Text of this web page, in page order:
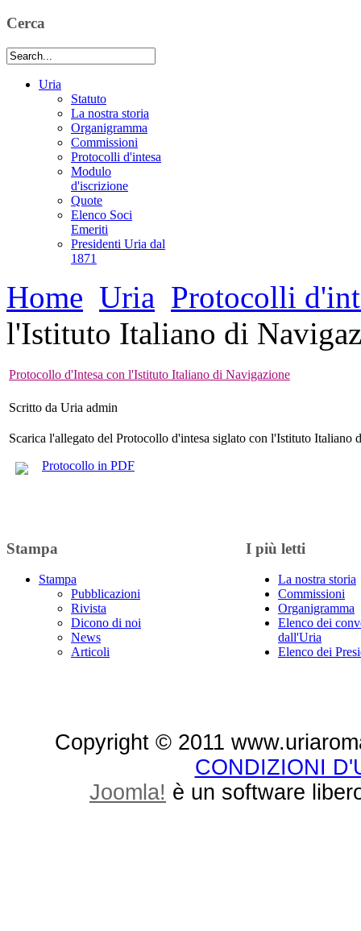
Cerca
Uria
Statuto
La nostra storia
Organigramma
Commissioni
Protocolli d'intesa
Modulo
d'iscrizione
Quote
Elenco Soci
Emeriti
Presidenti Uria dal
1871
Home Uria Protocolli
l'Istituto Italiano di
Protocollo d'Intesa con l'Istituto Italiano di Navigazione
Scritto da Uria admin
Scarica l'allegato del Protocollo d'intesa siglato con l'Istituto Italiano
Protocollo in PDF
Stampa
Stampa
Pubblicazioni
Rivista
Dicono di noi
News
Articoli
I più letti
La nostra storia
Commissioni
Organigramma
Elenco dei
dall'Uria
Elenco dei
Copyright © 2011
CONDIZIONI
Joomla! è un software